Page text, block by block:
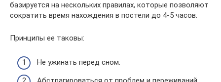
базируется на нескольких правилах, которые позволяют
сократить время нахождения в постели до 4-5 часов.
Принципы ее таковы:
Не ужинать перед сном.